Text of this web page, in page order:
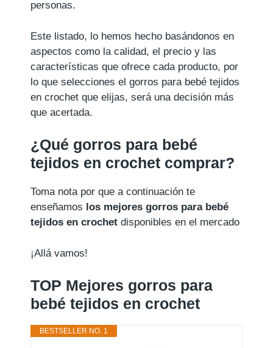
personas.
Este listado, lo hemos hecho basándonos en
aspectos como la calidad, el precio y las
características que ofrece cada producto, por
lo que selecciones el gorros para bebé tejidos
en crochet que elijas, será una decisión más
que acertada.
¿Qué gorros para bebé
tejidos en crochet comprar?
Toma nota por que a continuación te
enseñamos los mejores gorros para bebé
tejidos en crochet disponibles en el mercado
¡Allá vamos!
TOP Mejores gorros para
bebé tejidos en crochet
BESTSELLER NO. 1